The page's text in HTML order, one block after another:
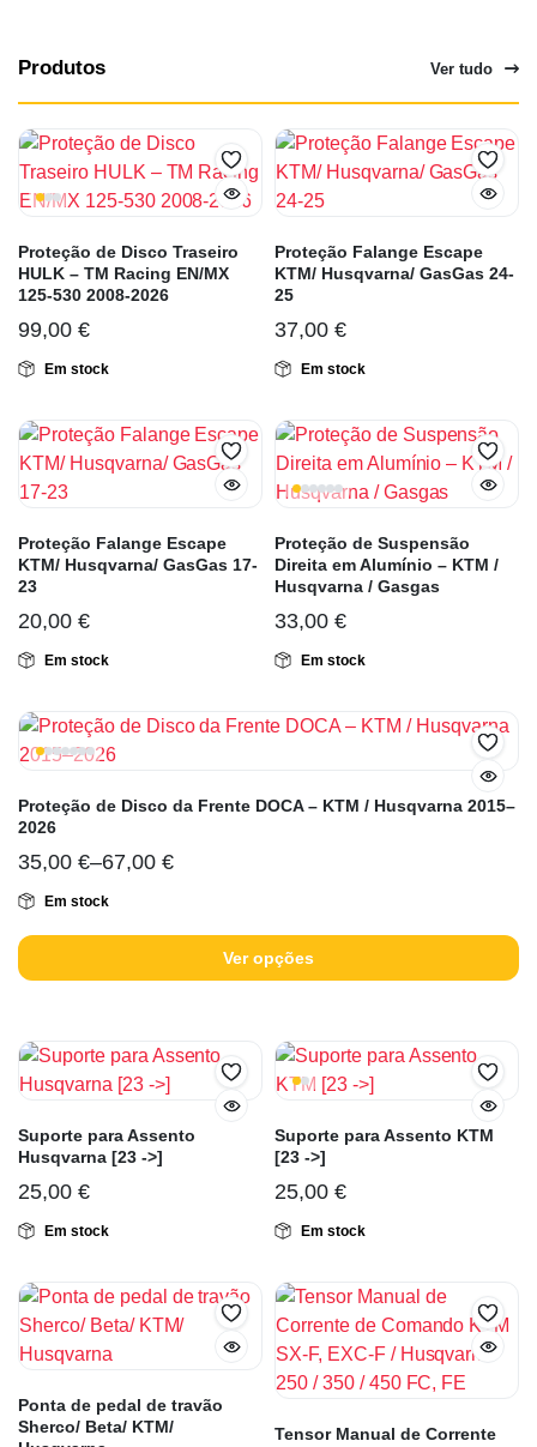
Produtos Ver tudo
Proteção de Disco Traseiro
HULK – TM Racing EN/MX
125-530 2008-2026
99,00 €
Em stock
Proteção Falange Escape
KTM/ Husqvarna/ GasGas 24-
25
37,00 €
Em stock
Proteção Falange Escape
KTM/ Husqvarna/ GasGas 17-
23
20,00 €
Em stock
Proteção de Suspensão
Direita em Alumínio – KTM /
Husqvarna / Gasgas
33,00 €
Em stock
Proteção de Disco da Frente DOCA – KTM / Husqvarna 2015–
2026
35,00 €–67,00 €
Em stock
Ver opções
Suporte para Assento
Husqvarna [23 ->]
25,00 €
Em stock
Suporte para Assento KTM
[23 ->]
25,00 €
Em stock
Ponta de pedal de travão
Sherco/ Beta/ KTM/
Tensor Manual de Corrente